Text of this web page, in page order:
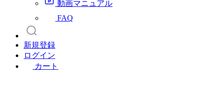
動画マニュアル
FAQ
新規登録
ログイン
カート